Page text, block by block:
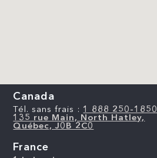
Canada
Tél. sans frais : 1 888 250-1850
135 rue Main, North Hatley,
Québec, J0B 2C0
France